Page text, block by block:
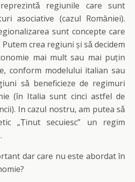
regiunile care sunt
asociative (cazul Romȃniei).
sunt concepte care
crea regiuni și sǎ decidem
mai mult sau mai puțin
conform modelului italian sau
sǎ beneficieze de regimuri
(ȋn Italia sunt cinci astfel de
In cazul nostru, am putea sǎ
„Ṭinut secuiesc” un regim
dar care nu este abordat în